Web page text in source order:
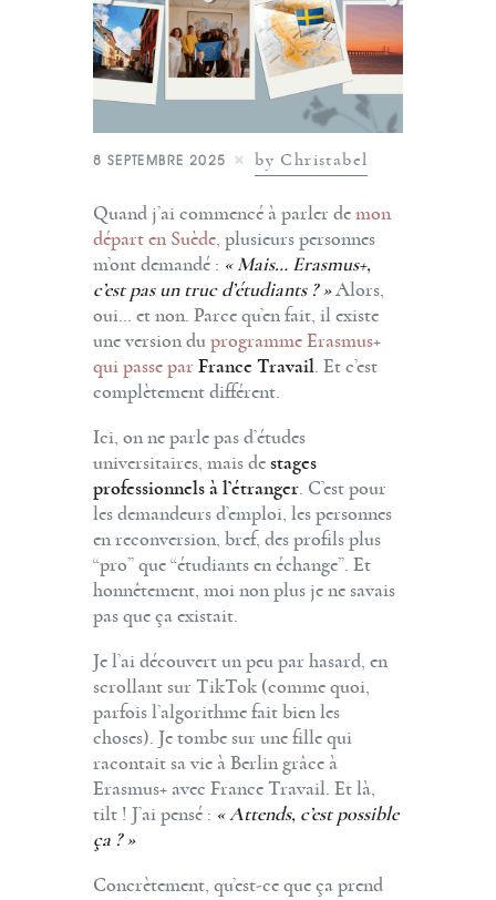
8 SEPTEMBRE 2025 by Christabel
Quand j’ai commencé à parler de mon
départ en Suède, plusieurs personnes
m’ont demandé : « Mais… Erasmus+,
c’est pas un truc d’étudiants ? »Alors,
oui… et non. Parce qu’en fait, il existe
une version du programme Erasmus+
qui passe par France Travail. Et c’est
complètement différent.
Ici, on ne parle pas d’études
universitaires, mais de stages
professionnels à l’étranger. C’est pour
les demandeurs d’emploi, les personnes
en reconversion, bref, des profils plus
“pro” que “étudiants en échange”. Et
honnêtement, moi non plus je ne savais
pas que ça existait.
Je l’ai découvert un peu par hasard, en
scrollant sur TikTok (comme quoi,
parfois l’algorithme fait bien les
choses). Je tombe sur une fille qui
racontait sa vie à Berlin grâce à
Erasmus+ avec France Travail. Et là,
tilt ! J’ai pensé : « Attends, c’est possible
ça ? »
Concrètement, qu’est-ce que ça prend